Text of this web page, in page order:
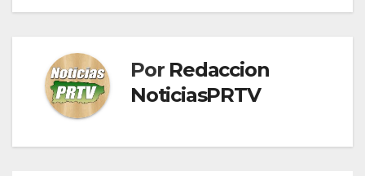
Por Redaccion
NoticiasPRTV